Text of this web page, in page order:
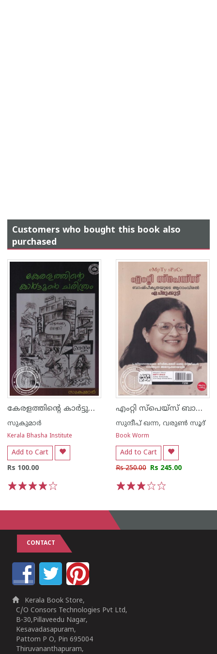
Customers who bought this book also
purchased
കേരളത്തിന്റെ കാര്‍ട്ടുണ്‍ ചരിത്രം
സുകുമാര്‍
Kerala Bhasha Institute
Add to Cart
Rs 100.00
എംറ്റി സ്പെയ്സ് ബാഷ്പീകൃതയുടെ ആറാംവിരൽ
സുന്ദീപ് ഖന്ന, വരുൺ സൂദ്
Book Worm
Add to Cart
Rs 250.00 Rs 245.00
CONTACT
Kerala Book Store,
C/O Consors Technologies Pvt Ltd,
B-30,Pillaveedu Nagar,
Kesavadasapuram,
Pattom P O, Pin 695004
Thiruvananthapuram,